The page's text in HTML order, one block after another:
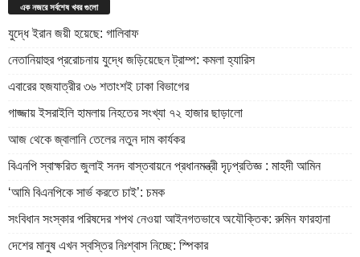
এক নজরে সর্বশেষ খবর গুলো
যুদ্ধে ইরান জয়ী হয়েছে: গালিবাফ
নেতানিয়াহুর প্ররোচনায় যুদ্ধে জড়িয়েছেন ট্রাম্প: কমলা হ্যারিস
এবারের হজযাত্রীর ৩৬ শতাংশই ঢাকা বিভাগের
গাজ্জায় ইসরাইলি হামলায় নিহতের সংখ্যা ৭২ হাজার ছাড়ালো
আজ থেকে জ্বালানি তেলের নতুন দাম কার্যকর
বিএনপি স্বাক্ষরিত জুলাই সনদ বাস্তবায়নে প্রধানমন্ত্রী দৃঢ়প্রতিজ্ঞ : মাহদী আমিন
‘আমি বিএনপিকে সার্ভ করতে চাই’: চমক
সংবিধান সংস্কার পরিষদের শপথ নেওয়া আইনগতভাবে অযৌক্তিক: রুমিন ফারহানা
দেশের মানুষ এখন স্বস্তির নিঃশ্বাস নিচ্ছে: স্পিকার